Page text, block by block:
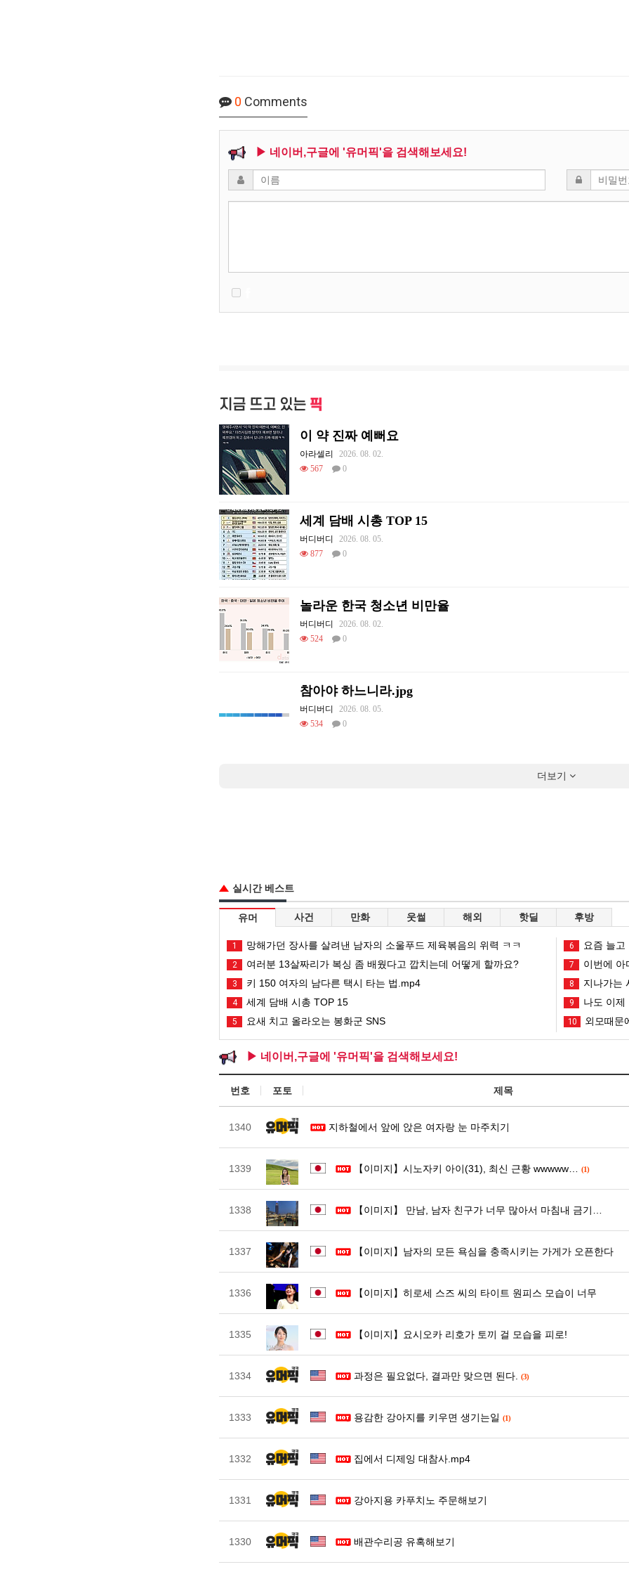
0 Comments
▶ 네이버,구글에 '유머픽'을 검색해보세요!
지금 뜨고 있는 픽
이 약 진짜 예뻐요
아라셀리
2026. 08. 02.
567
0
세계 담배 시총 TOP 15
버디버디
2026. 08. 05.
877
0
놀라운 한국 청소년 비만율
버디버디
2026. 08. 02.
524
0
참아야 하느니라.jpg
버디버디
2026. 08. 05.
534
0
더보기
실시간 베스트
유머 사건 만화 웃썰 해외 핫딜 후방
1 망해가던 장사를 살려낸 남자의 소울푸드 제육볶음의 위력 ㅋㅋ
2 여러분 13살짜리가 복싱 좀 배웠다고 깝치는데 어떻게 할까요?
3 키 150 여자의 남다른 택시 타는 법.mp4
4 세계 담배 시총 TOP 15
5 요새 치고 올라오는 봉화군 SNS
6 요즘 늘
7 이번에 아
8 지나가는
9 나도 이제
10 외모때문
▶ 네이버,구글에 '유머픽'을 검색해보세요!
번호 포토 제목
1340 지하철에서 앞에 앉은 여자랑 눈 마주치기
1339 【이미지】시노자키 아이(31), 최신 근황 wwwww… (1)
1338 【이미지】 만남, 남자 친구가 너무 많아서 마침내 금기…
1337 【이미지】남자의 모든 욕심을 충족시키는 가게가 오픈한다
1336 【이미지】히로세 스즈 씨의 타이트 원피스 모습이 너무
1335 【이미지】요시오카 리호가 토끼 걸 모습을 피로!
1334 과정은 필요없다, 결과만 맞으면 된다. (3)
1333 용감한 강아지를 키우면 생기는일 (1)
1332 집에서 디제잉 대참사.mp4
1331 강아지용 카푸치노 주문해보기
1330 배관수리공 유혹해보기